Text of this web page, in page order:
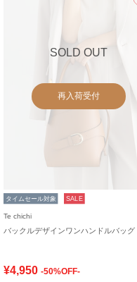
SOLD OUT
再入荷受付
タイムセール対象 SALE
Te chichi
バックルデザインワンハンドルバッグ
¥4,950 -50%OFF-